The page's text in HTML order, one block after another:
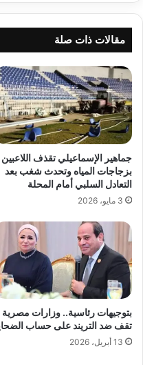
مقالات ذات صلة
جماهير الإسماعيلي تقذف اللاعبين
بزجاجات المياه وتحدث شغب بعد
التعادل السلبي أمام المحلة
3 مايو، 2026
بتوجيهات رئاسية.. وزارات مصرية
تقف ضد التريند على حساب
13 أبريل، 2026